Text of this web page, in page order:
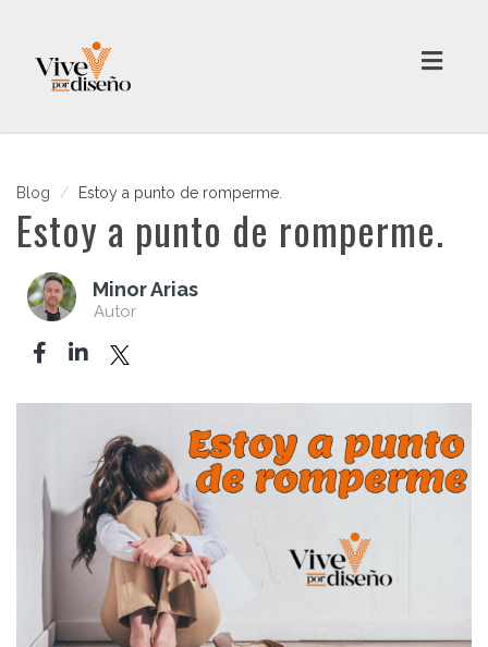
Blog Estoy a punto de romperme.
Estoy a punto de romperme.
Minor Arias
Autor